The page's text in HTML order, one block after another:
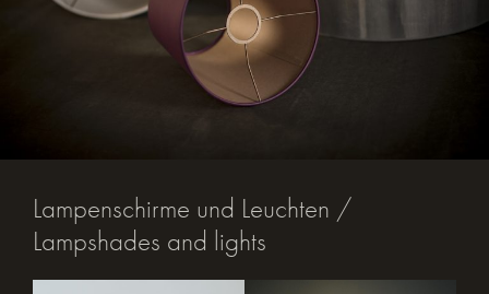
Lampenschirme und Leuchten /
Lampshades and lights